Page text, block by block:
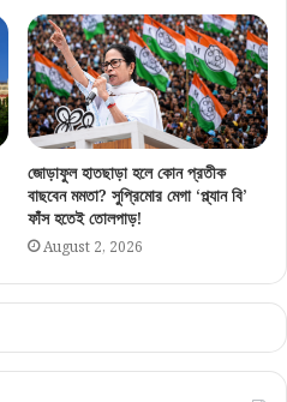
জোড়াফুল হাতছাড়া হলে কোন প্রতীক
বাছবেন মমতা? সুপ্রিমোর মেগা ‘প্ল্যান বি’
ফাঁস হতেই তোলপাড়!
August 2, 2026